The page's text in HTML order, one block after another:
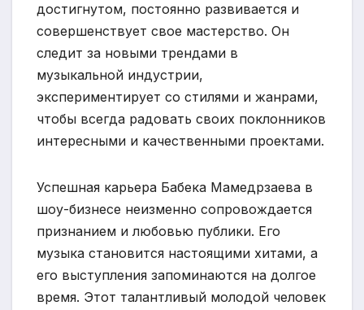
достигнутом, постоянно развивается и
совершенствует свое мастерство. Он
следит за новыми трендами в
музыкальной индустрии,
экспериментирует со стилями и жанрами,
чтобы всегда радовать своих поклонников
интересными и качественными проектами.
Успешная карьера Бабека Мамедрзаева в
шоу-бизнесе неизменно сопровождается
признанием и любовью публики. Его
музыка становится настоящими хитами, а
его выступления запоминаются на долгое
время. Этот талантливый молодой человек